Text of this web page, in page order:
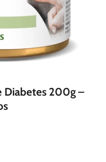
Diabetes 200g –